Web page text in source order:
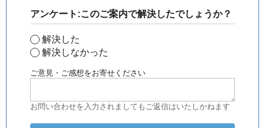
アンケート:このご案内で解決したでしょうか？
解決した
解決しなかった
ご意見・ご感想をお寄せください
お問い合わせを入力されましてもご返信はいたしかねます